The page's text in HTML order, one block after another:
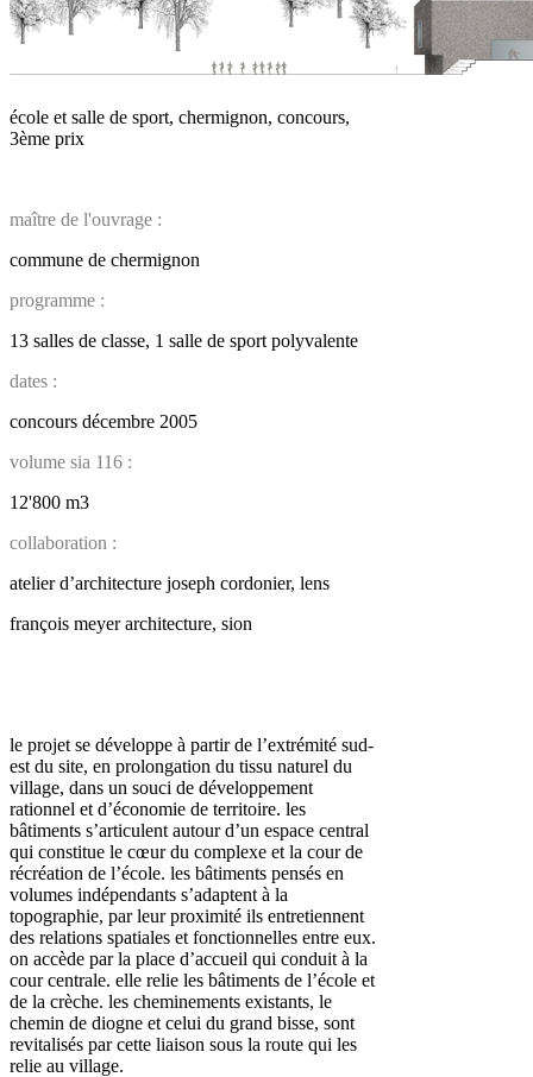
école et salle de sport, chermignon, concours,
3ème prix
maître de l'ouvrage :
commune de chermignon
programme :
13 salles de classe, 1 salle de sport polyvalente
dates :
concours décembre 2005
volume sia 116 :
12'800 m3
collaboration :
atelier d’architecture joseph cordonier, lens
françois meyer architecture, sion
le projet se développe à partir de l’extrémité sud-
est du site, en prolongation du tissu naturel du
village, dans un souci de développement
rationnel et d’économie de territoire. les
bâtiments s’articulent autour d’un espace central
qui constitue le cœur du complexe et la cour de
récréation de l’école. les bâtiments pensés en
volumes indépendants s’adaptent à la
topographie, par leur proximité ils entretiennent
des relations spatiales et fonctionnelles entre eux.
on accède par la place d’accueil qui conduit à la
cour centrale. elle relie les bâtiments de l’école et
de la crèche. les cheminements existants, le
chemin de diogne et celui du grand bisse, sont
revitalisés par cette liaison sous la route qui les
relie au village.